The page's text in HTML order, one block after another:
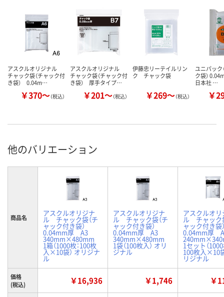
アスクルオリジナル
チャック袋（チャック付
き袋） 0.04m…
￥370～（税込）
アスクルオリジナル
チャック袋（チャック付
き袋） 厚手タイプ…
￥201～（税込）
伊藤忠リーテイルリン
ク チャック袋
￥269～（税込）
ユニパック
ク袋）
日本社 …
￥
他のバリエーション
商品名 アスクルオリジナ
ル チャック袋（チ
ャック付き袋）
0.04mm厚 A3
340mm×480mm
1箱（1000枚：100枚
入×10袋） オリジナ
ル
アスクルオリジナ
ル チャック袋（チ
ャック付き袋）
0.04mm厚 A3
340mm×480mm
1袋（100枚入） オリ
ジナル
アスクルオリ
ル チャック
ャック付き
0.04mm厚
1セット（1000
100枚入×10
リジナル
価格
(税込)
￥16,936 ￥1,746 ￥